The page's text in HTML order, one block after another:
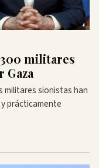
militares
Gaza
militares sionistas han
prácticamente